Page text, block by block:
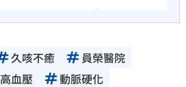
久咳不癒
員榮醫院
高血壓 動脈硬化